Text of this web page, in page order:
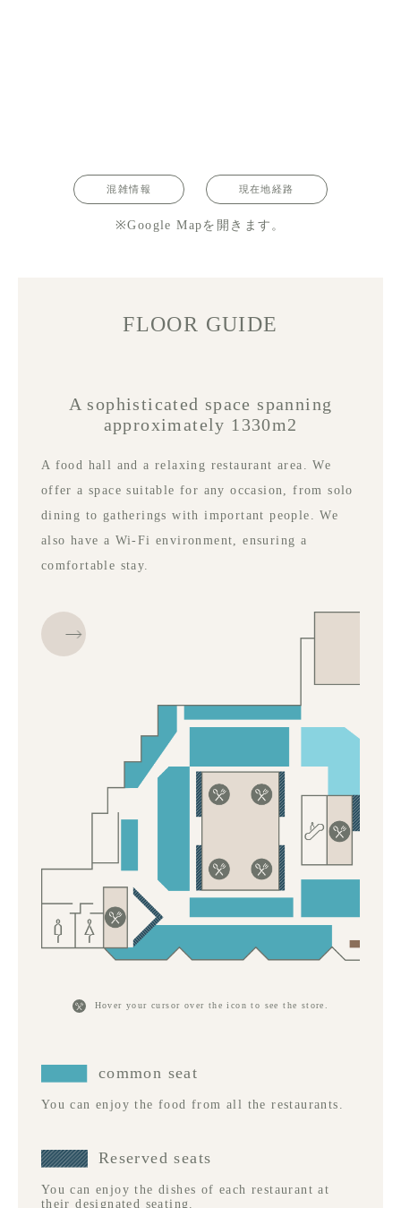
混雑情報 現在地経路
※Google Mapを開きます。
FLOOR GUIDE
A sophisticated space spanning
approximately 1330m2
A food hall and a relaxing restaurant area. We
offer a space suitable for any occasion, from solo
dining to gatherings with important people. We
also have a Wi-Fi environment, ensuring a
comfortable stay.
Hover your cursor over the icon to see the store.
common seat
You can enjoy the food from all the restaurants.
Reserved seats
You can enjoy the dishes of each restaurant at
their designated seating.